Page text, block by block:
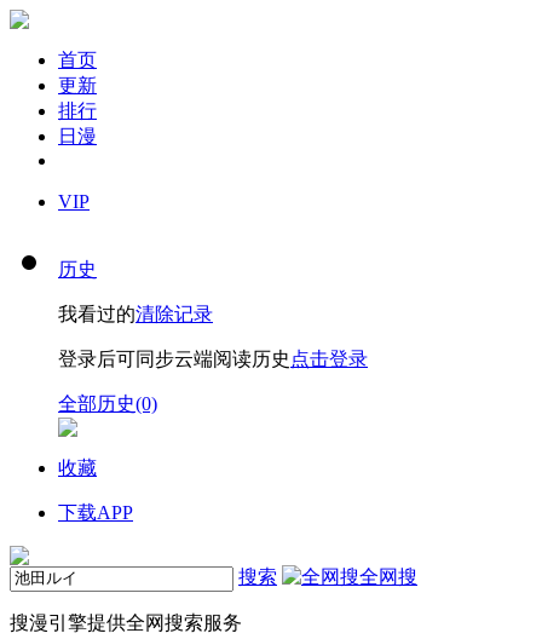
首页
更新
排行
日漫
VIP
历史
我看过的清除记录
登录后可同步云端阅读历史 点击登录
全部历史(0)
收藏
下载APP
搜索 全网搜
搜漫引擎提供全网搜索服务